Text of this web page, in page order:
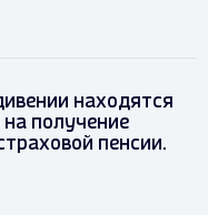
находятся
получение
пенсии.